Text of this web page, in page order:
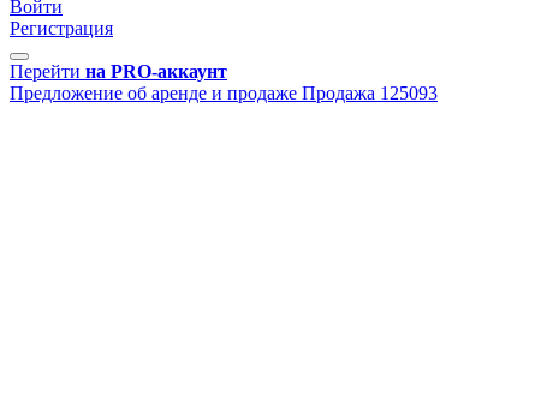
Войти
Регистрация
Перейти на PRO-аккаунт
Предложение об аренде и продаже Продажа 125093